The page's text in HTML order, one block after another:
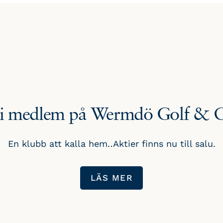
medlem på Wermdö Golf &
En klubb att kalla hem. Aktier finns nu till salu.
LÄS MER